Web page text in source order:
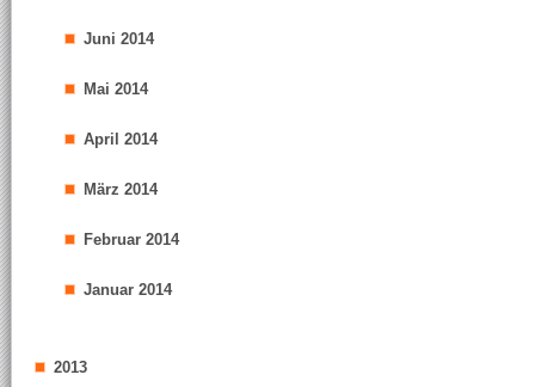
Juni 2014
Mai 2014
April 2014
März 2014
Februar 2014
Januar 2014
2013